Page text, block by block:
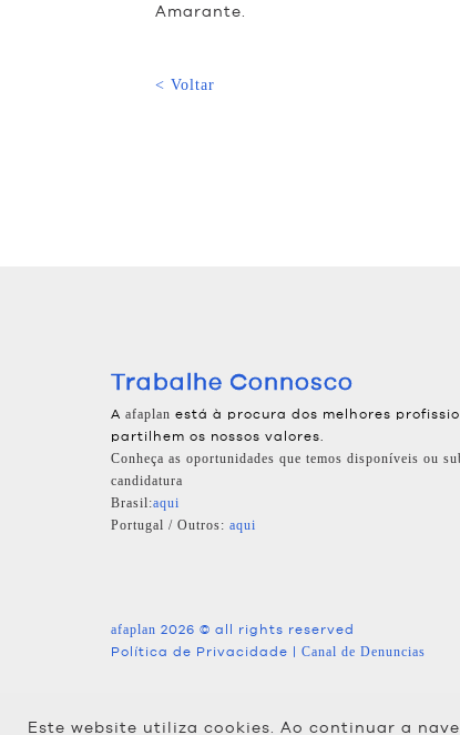
Este website utiliza cookies. Ao continuar a
Amarante.
< Voltar
Trabalhe Connosco
A afaplan está à procura dos melhores
partilhem os nossos valores.
Conheça as oportunidades que temos disponíveis ou
candidatura
Brasil:aqui
Portugal / Outros: aqui
afaplan 2026 © all rights reserved
Política de Privacidade | Canal de Denuncias